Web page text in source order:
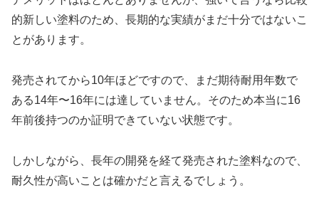
的新しい塗料のため、長期的な実績がまだ十分ではないこ
とがあります。
発売されてから10年ほどですので、まだ期待耐用年数で
ある14年〜16年には達していません。そのため本当に16
年前後持つのか証明できていない状態です。
しかしながら、長年の開発を経て発売された塗料なので、
耐久性が高いことは確かだと言えるでしょう。